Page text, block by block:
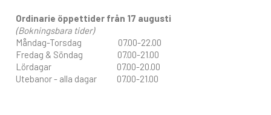
Ordinarie öppettider från 17 augusti
(Bokningsbara tider)
Måndag-Torsdag 07.00-22.00
Fredag & Söndag 07.00-21.00
Lördagar 07.00-20.00
Utebanor - alla dagar 07.00-21.00